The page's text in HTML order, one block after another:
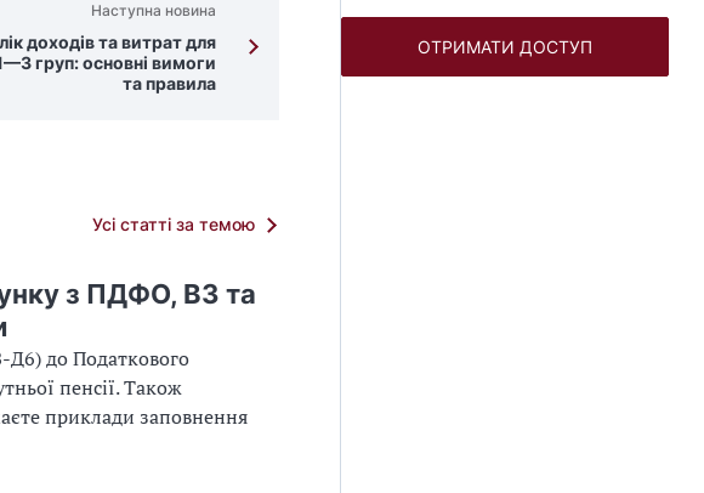
Наступна новина
доходів та витрат для
груп: основні вимоги
та правила
Усі статті за темою
з ПДФО, ВЗ та
Д6) до Податкового
пенсії. Також
приклади заповнення
ОТРИМАТИ ДОСТУП